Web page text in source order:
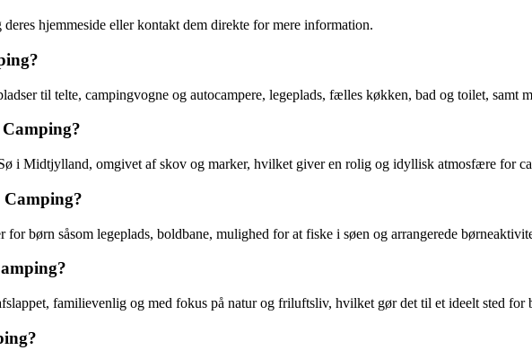
hjemmeside eller kontakt dem direkte for mere information.
til telte, campingvogne og autocampere, legeplads, fælles køkken, bad og toilet, samt
i Midtjylland, omgivet af skov og marker, hvilket giver en rolig og idyllisk atmosfære for
børn såsom legeplads, boldbane, mulighed for at fiske i søen og arrangerede
familievenlig og med fokus på natur og friluftsliv, hvilket gør det til et ideelt sted for